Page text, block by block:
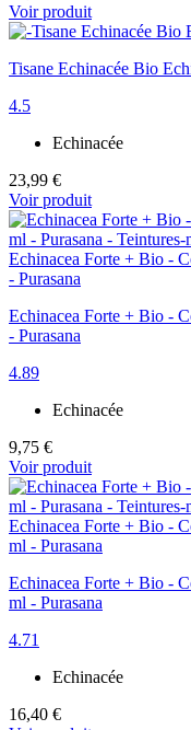
Voir produit
Tisane Echinacée Bio
4.5
Echinacée
23,99 €
Voir produit
Echinacea Forte + Bio -
- Purasana
4.89
Echinacée
9,75 €
Voir produit
Echinacea Forte + Bio -
ml - Purasana
4.71
Echinacée
16,40 €